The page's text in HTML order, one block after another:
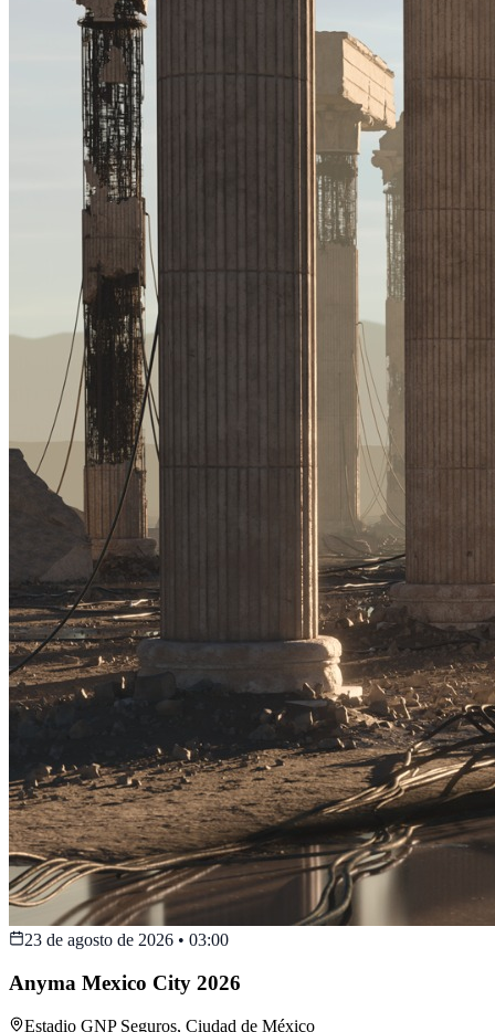
23 de agosto de 2026 • 03:00
Anyma Mexico City 2026
Estadio GNP Seguros, Ciudad de México